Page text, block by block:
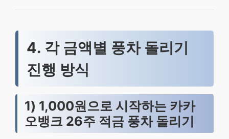
4. 각 금액별 풍차 돌리기
진행 방식
1) 1,000원으로 시작하는 카카
오뱅크 26주 적금 풍차 돌리기